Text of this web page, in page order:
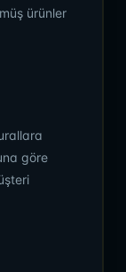
ürünler
göre